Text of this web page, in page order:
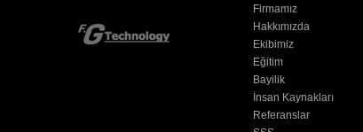
Firmamız
Hakkımızda
Ekibimiz
Eğitim
Bayilik
İnsan Kaynakları
Referanslar